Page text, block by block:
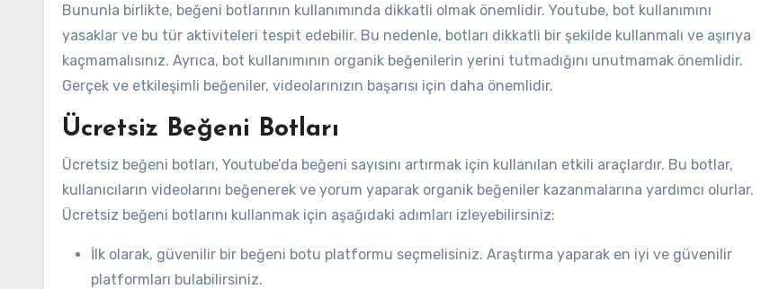
Bununla birlikte, beğeni botlarının kullanımında dikkatli olmak önemlidir. Youtube, bot kullanımını
yasaklar ve bu tür aktiviteleri tespit edebilir. Bu nedenle, botları dikkatli bir şekilde kullanmalı ve aşırıya
kaçmamalısınız. Ayrıca, bot kullanımının organik beğenilerin yerini tutmadığını unutmamak önemlidir.
Gerçek ve etkileşimli beğeniler, videolarınızın başarısı için daha önemlidir.
Ücretsiz Beğeni Botları
Ücretsiz beğeni botları, Youtube’da beğeni sayısını artırmak için kullanılan etkili araçlardır. Bu botlar,
kullanıcıların videolarını beğenerek ve yorum yaparak organik beğeniler kazanmalarına yardımcı olurlar.
Ücretsiz beğeni botlarını kullanmak için aşağıdaki adımları izleyebilirsiniz:
İlk olarak, güvenilir bir beğeni botu platformu seçmelisiniz. Araştırma yaparak en iyi ve güvenilir
platformları bulabilirsiniz.